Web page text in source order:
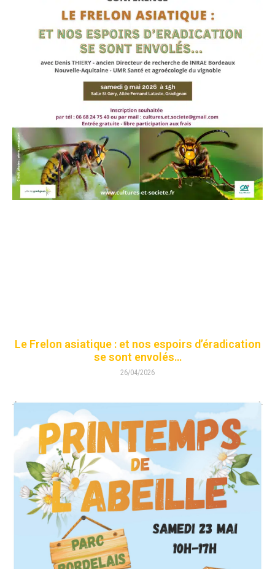
Le Frelon asiatique : et nos espoirs d’éradication
se sont envolés…
26/04/2026